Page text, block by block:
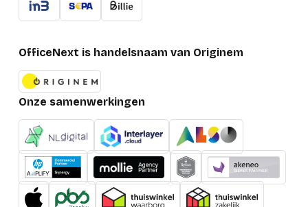
OfficeNext is handelsnaam van Originem
Onze samenwerkingen